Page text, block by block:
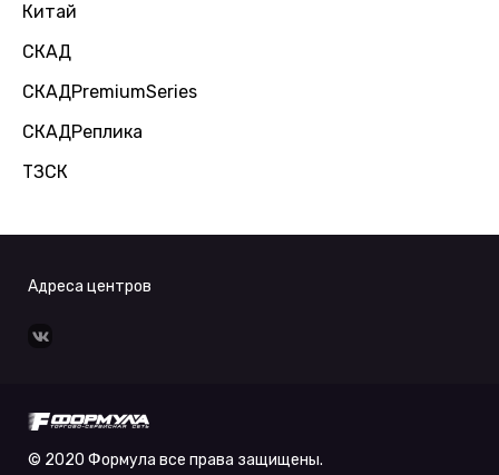
Китай
СКАД
СКАДPremiumSeries
СКАДРеплика
ТЗСК
Адреса центров
© 2020 Формула все права защищены.